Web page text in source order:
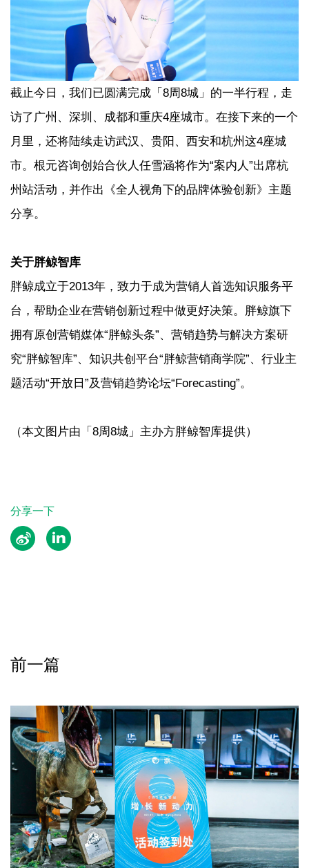
截止今日，我们已圆满完成「8周8城」的一半行程，走
访了广州、深圳、成都和重庆4座城市。在接下来的一个
月里，还将陆续走访武汉、贵阳、西安和杭州这4座城
市。根元咨询创始合伙人任雪涵将作为“案内人”出席杭
州站活动，并作出《全人视角下的品牌体验创新》主题
分享。
关于胖鲸智库
胖鲸成立于2013年，致力于成为营销人首选知识服务平
台，帮助企业在营销创新过程中做更好决策。胖鲸旗下
拥有原创营销媒体“胖鲸头条”、营销趋势与解决方案研
究“胖鲸智库”、知识共创平台“胖鲸营销商学院”、行业主
题活动“开放日”及营销趋势论坛“Forecasting”。
（本文图片由「8周8城」主办方胖鲸智库提供）
分享一下
前一篇